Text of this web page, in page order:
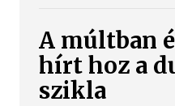
A múltban
hírt hoz a
szikla